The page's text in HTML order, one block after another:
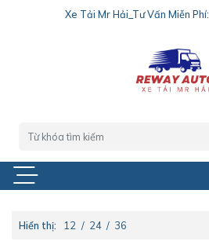
Xe Tải Mr Hải_Tư Vấn Miễn Phí:
Hiển thị: 12 / 24 / 36